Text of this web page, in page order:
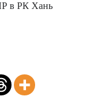
в РК Хань